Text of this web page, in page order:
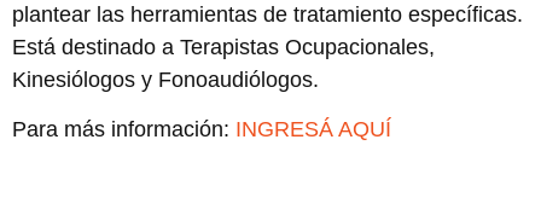
plantear las herramientas de tratamiento específicas.
Está destinado a Terapistas Ocupacionales,
Kinesiólogos y Fonoaudiólogos.
Para más información: INGRESÁ AQUÍ